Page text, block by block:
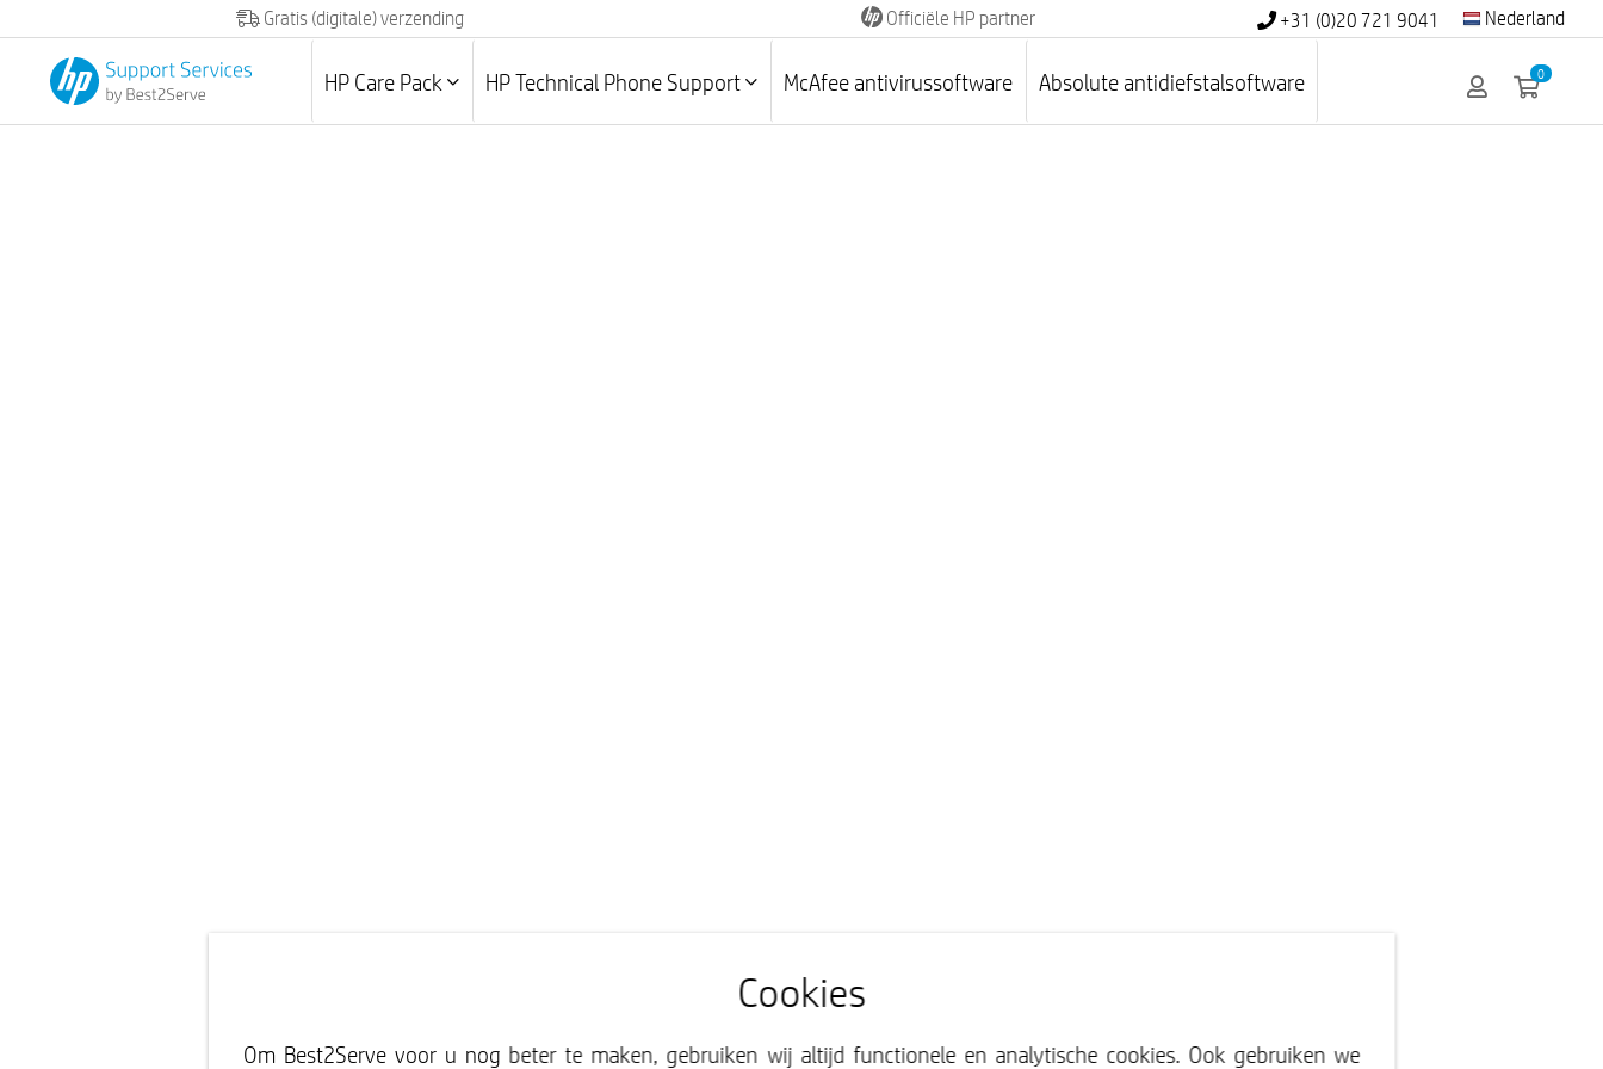
Gratis (digitale) verzending Officiële HP partner +31 (0)20 721 9041 Nederland
HP Care Pack HP Technical Phone Support McAfee antivirussoftware Absolute antidiefstalsoftware 0
Cookies
Om Best2Serve voor u nog beter te maken, gebruiken wij altijd functionele en analytische cookies. Ook gebruiken we